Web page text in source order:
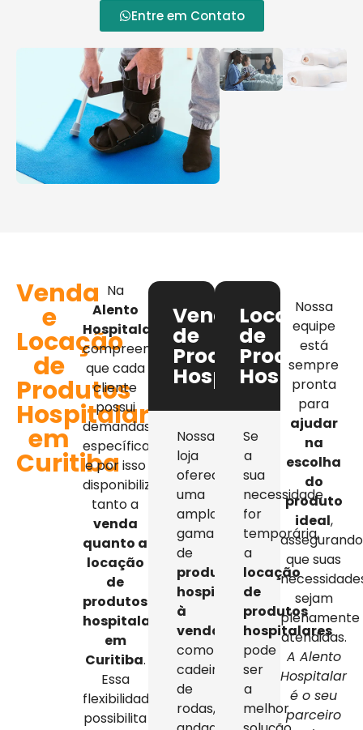
Entre em Contato
Venda
e
Locação
de
Produtos
Hospitalares
em
Curitiba
Na
Alento
Hospitalar
compreendemos
que cada
cliente
possui
demandas
específicas,
e por isso
disponibilizamos
tanto a
venda
quanto a
locação
de
produtos
hospitalares
em
Curitiba.
Essa
flexibilidade
possibilita
Venda
de
Produtos
Hospitalares
Nossa
loja
oferece
uma
ampla
gama
de
produtos
hospitalares
à
venda
como
cadeiras
de
rodas,
Locação
de
Produtos
Se
a
sua
necessidade
for
temporária,
a
locação
de
produtos
hospitalares
pode
ser
a
melhor
Nossa
equipe
está
sempre
pronta
para
ajudar
na
escolha
do
produto
ideal,
assegurando
que suas
sejam
plenamente
atendidas.
A Alento
Hospitalar
é o seu
parceiro